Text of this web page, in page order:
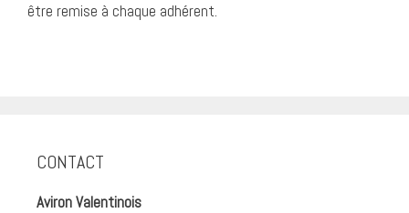
être remise à chaque adhérent.
CONTACT
Aviron Valentinois